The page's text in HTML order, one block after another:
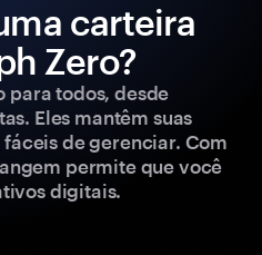
carteira
Zero?
para todos, desde
Eles mantêm suas
de gerenciar. Com
permite que você
digitais.